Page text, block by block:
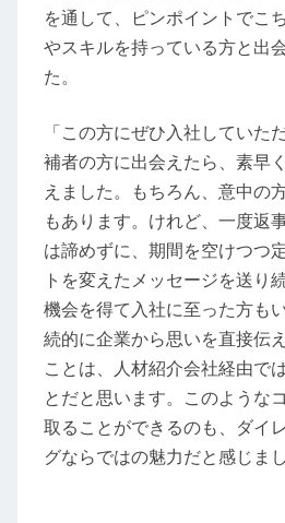
を通して、ピンポイントでこ
やスキルを持っている方と出
た。
「この方にぜひ入社していた
補者の方に出会えたら、素早
えました。もちろん、意中の
もあります。けれど、一度返
は諦めずに、期間を空けつつ
トを変えたメッセージを送り
機会を得て入社に至った方も
続的に企業から思いを直接伝
ことは、人材紹介会社経由で
とだと思います。このような
取ることができるのも、ダイ
グならではの魅力だと感じまし